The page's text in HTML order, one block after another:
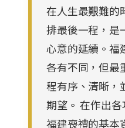
在人生最艱難的
排最後一程，是
心意的延續。福
各有不同，但最
程有序、清晰，
期望。 在作出
福建喪禮的基本